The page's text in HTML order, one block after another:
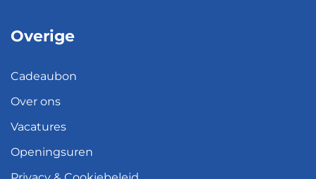
Overige
Cadeaubon
Over ons
Vacatures
Openingsuren